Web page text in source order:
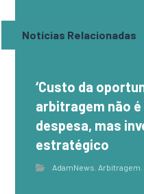
Notícias Relacionadas
‘Custo da
arbitragem não
despesa, mas
estratégico
AdamNews, Arbitragem,